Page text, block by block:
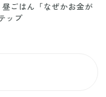
ごはん「なぜかお金が
ップ